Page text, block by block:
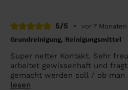
5/5 •
vor 7 Monaten
Grundreinigung, Reinigungsmittel
Super netter Kontakt. Sehr
arbeitet gewissenhaft und
gemacht werden soll / ob man
lesen